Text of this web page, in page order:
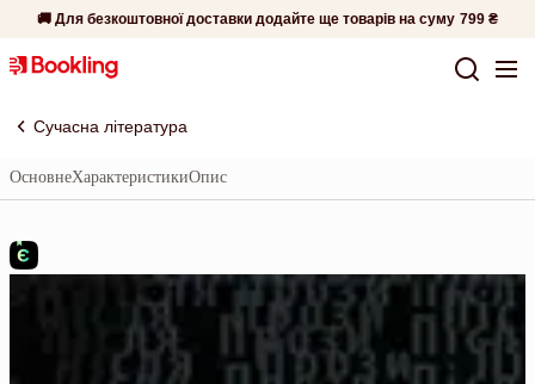
🚚 Для безкоштовної доставки додайте ще товарів на суму 799 ₴
Сучасна література
ОсновнеХарактеристикиОпис